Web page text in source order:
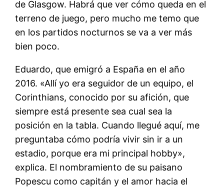
de Glasgow. Habrá que ver cómo queda en el
terreno de juego, pero mucho me temo que
en los partidos nocturnos se va a ver más
bien poco.
Eduardo, que emigró a España en el año
2016. «Allí yo era seguidor de un equipo, el
Corinthians, conocido por su afición, que
siempre está presente sea cual sea la
posición en la tabla. Cuando llegué aquí, me
preguntaba cómo podría vivir sin ir a un
estadio, porque era mi principal hobby»,
explica. El nombramiento de su paisano
Popescu como capitán y el amor hacia el